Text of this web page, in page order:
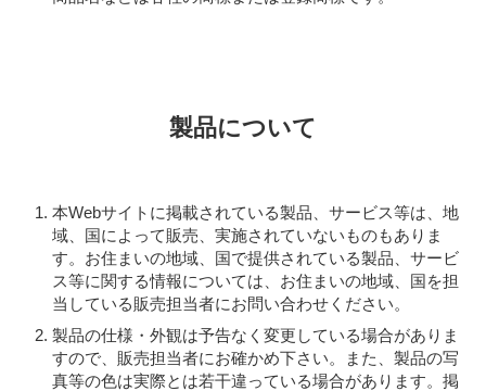
製品について
本Webサイトに掲載されている製品、サービス等は、地
域、国によって販売、実施されていないものもありま
す。お住まいの地域、国で提供されている製品、サービ
ス等に関する情報については、お住まいの地域、国を担
当している販売担当者にお問い合わせください。
製品の仕様・外観は予告なく変更している場合がありま
すので、販売担当者にお確かめ下さい。また、製品の写
真等の色は実際とは若干違っている場合があります。掲